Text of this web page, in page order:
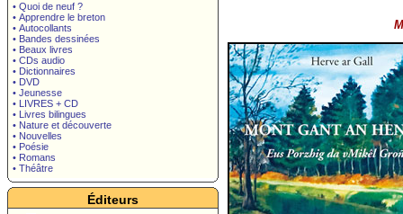
• Quoi de neuf ?
• Apprendre le breton
• Autocollants
• Bandes dessinées
• Beaux livres
• CDs audio
• Dictionnaires
• DVD
• Jeunesse
• LIVRES + CD
• Livres bilingues
• Nature et découverte
• Nouvelles
• Poésie
• Romans
• Théâtre
Éditeurs